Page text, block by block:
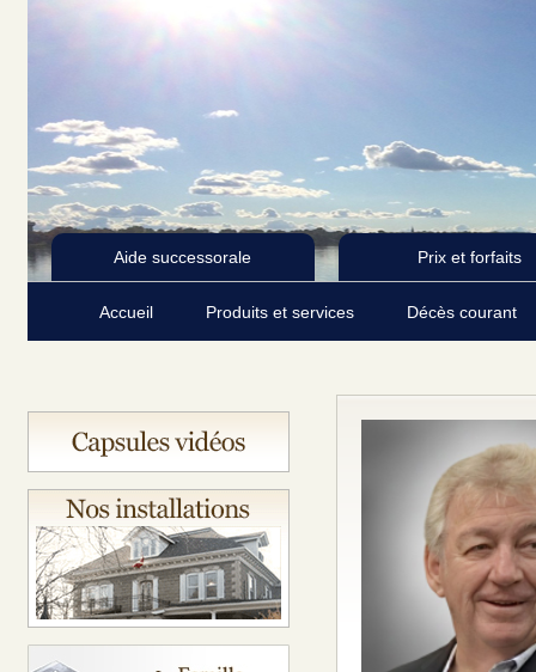
Aide successorale Prix et forfaits
Accueil Produits et services Décès courant